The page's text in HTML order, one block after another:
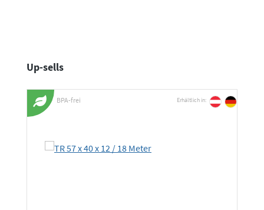
Produktgalerie überspringen
Up-sells
BPA-frei Erhältlich in: